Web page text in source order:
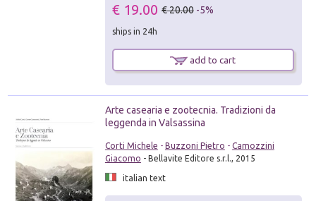
€ 19.00 € 20.00 -5%
ships in 24h
add to cart
Arte casearia e zootecnia. Tradizioni da
leggenda in Valsassina
Corti Michele - Buzzoni Pietro - Camozzini
Giacomo - Bellavite Editore s.r.l., 2015
italian text